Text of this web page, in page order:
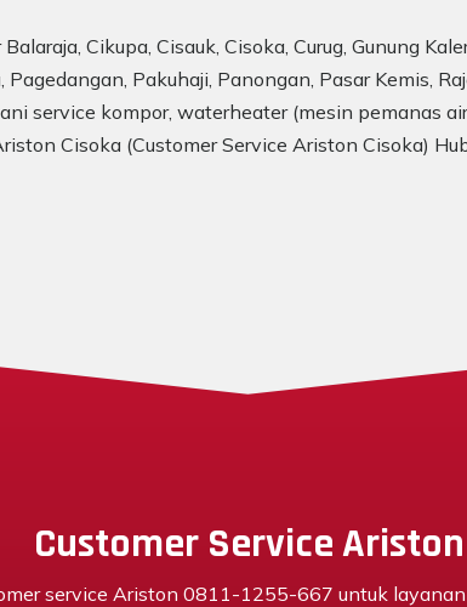
Cikupa, Cisauk, Cisoka, Curug, Gunung
Pakuhaji, Panongan, Pasar Kemis,
service kompor, waterheater (mesin pemanas
Cisoka (Customer Service Ariston Cisoka)
Customer Service Ariston
service Ariston 0811-1255-667 untuk